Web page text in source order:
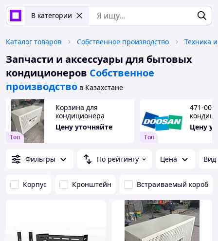
В категории
Каталог товаров Собственное производство Техника
Запчасти и аксессуары для бытовых
кондиционеров Собственное
производство в Казахстане
Tоп
Корзина для
кондиционера
Цену уточняйте
Tоп
471-
Doosan
Цену
Фильтры По рейтингу Цена Вид
Корпус Кронштейн Встраиваемый короб